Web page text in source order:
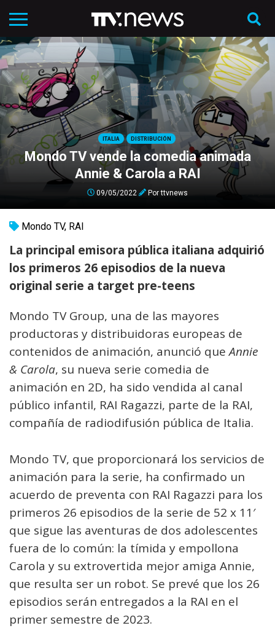
ITALIA DISTRIBUCIÓN
Mondo TV vende la comedia animada
Annie & Carola a RAI
09/05/2022 Porttvnews
Mondo TV, RAI
La principal emisora pública italiana adquirió
los primeros 26 episodios de la nueva
original serie a target pre-teens
Mondo TV Group, una de las mayores
productoras y distribuidoras europeas de
contenidos de animación, anunció queAnnie
& Carola, su nueva serie comedia de
animación en 2D, ha sido vendida al canal
público infantil, RAI Ragazzi, parte de la RAI,
compañía de radiodifusión pública de Italia.
Mondo TV, que proporcionará los servicios de
animación para la serie, ha confirmado un
acuerdo de preventa con RAI Ragazzi para los
primeros 26 episodios de la serie de 52 x 11′
que sigue las aventuras de dos adolescentes
fuera de lo común: la tímida y empollona
Carola y su extrovertida mejor amiga Annie,
que resulta ser un robot. Se prevé que los 26
episodios serán entregados a la RAI en el
primer semestre de 2023.